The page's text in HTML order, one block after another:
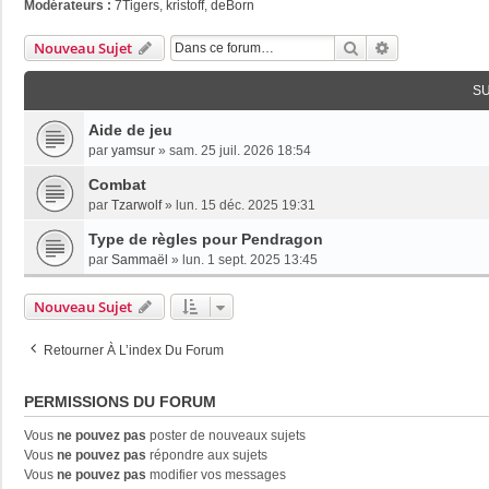
Modérateurs : 7Tigers, kristoff, deBorn
Nouveau Sujet Rechercher
Aide de jeu
par yamsur » sam. 25 juil. 2026 18:54
Combat
par Tzarwolf» lun. 15 déc. 2025 19:31
Type de règles pour Pendragon
par Sammaël » lun. 1 sept. 2025 13:45
Nouveau Sujet
Retourner À L’index Du Forum
PERMISSIONS DU FORUM
Vous ne pouvez pas poster de nouveaux sujets
Vous ne pouvez pas répondre aux sujets
Vous ne pouvez pas modifier vos messages